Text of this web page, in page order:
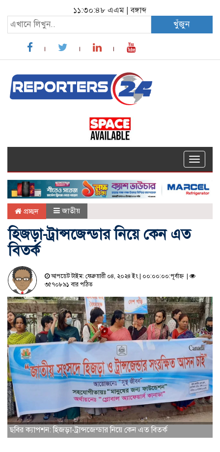
১১:৩০:৪৯ এএম|বঙ্গাব্দ
খুঁজুন
Toggle
প্রচ্ছদ জাতীয়
হিজড়া-ট্রান্সজেন্ডার নিয়ে কেন এত
বিতর্ক
আপডেট টাইম: ফেব্রুয়ারী ০৪, ২০২৪ ইং | ০০:০০:০০:পূর্বাহ্ন |
৩৫৭০৮৯১ বার পঠিত
ছবির ক্যাপশন: হিজড়া-ট্রান্সজেন্ডার নিয়ে কেন এত বিতর্ক